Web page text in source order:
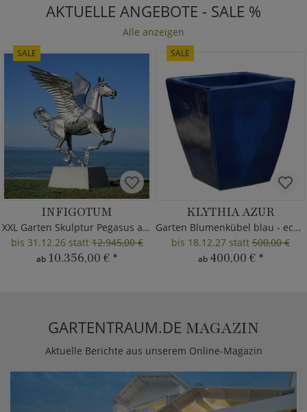
AKTUELLE ANGEBOTE - SALE %
Alle anzeigen
SALE
INFIGOTUM
XXL Garten Skulptur Pegasus aus Metall
bis 31.12.26 statt12.945,00 €
ab 10.356,00 € *
SALE
KLYTHIA AZUR
Garten Blumenkübel blau - eckig
bis 18.12.27 statt500,00 €
ab 400,00 € *
GARTENTRAUM.DE MAGAZIN
Aktuelle Berichte aus unserem Online-Magazin